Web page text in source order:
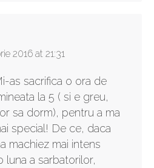
2016 at 21:31
as sacrifica o ora de
la 5 ( si e greu,
sa dorm), pentru a ma
special! De ce, daca
machiez mai intens
luna a sarbatorilor,